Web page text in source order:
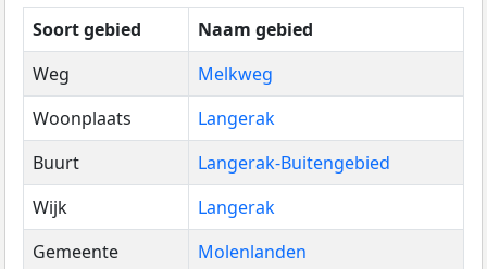
Soort gebied
Naam gebied
Weg
Melkweg
Woonplaats
Langerak
Buurt
Langerak-Buitengebied
Wijk
Langerak
Gemeente
Molenlanden